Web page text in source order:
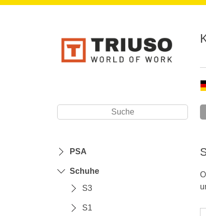
PSA
Schuhe
S3
S1